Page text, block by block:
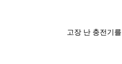
고장 난 충전기